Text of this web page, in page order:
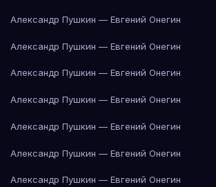
Александр Пушкин — Евгений Онегин
Александр Пушкин — Евгений Онегин
Александр Пушкин — Евгений Онегин
Александр Пушкин — Евгений Онегин
Александр Пушкин — Евгений Онегин
Александр Пушкин — Евгений Онегин
Александр Пушкин — Евгений Онегин